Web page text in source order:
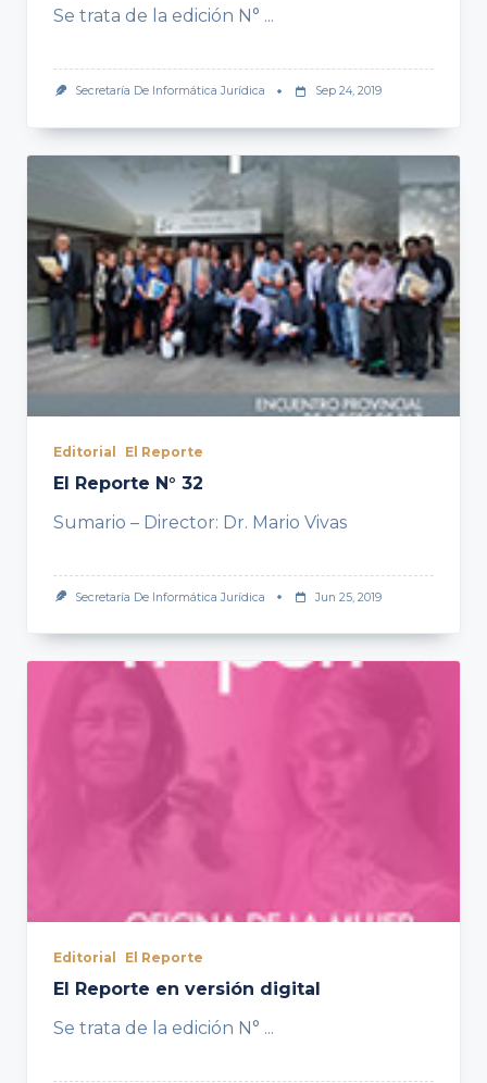
Se trata de la edición N° ...
Secretaría De Informática Jurídica Sep 24, 2019
Editorial El Reporte
El Reporte N° 32
Sumario – Director: Dr. Mario Vivas
Secretaría De Informática Jurídica Jun 25, 2019
Editorial El Reporte
El Reporte en versión digital
Se trata de la edición N° ...